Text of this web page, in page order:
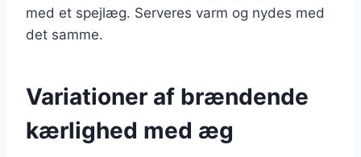
med et spejlæg. Serveres varm og nydes med
det samme.
Variationer af brændende
kærlighed med æg